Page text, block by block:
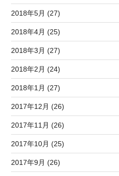
2018年5月 (27)
2018年4月 (25)
2018年3月 (27)
2018年2月 (24)
2018年1月 (27)
2017年12月 (26)
2017年11月 (26)
2017年10月 (25)
2017年9月 (26)